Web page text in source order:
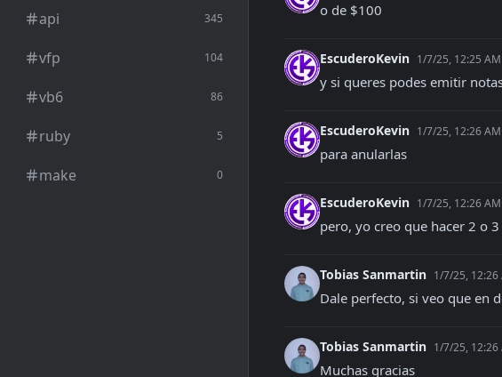
api 345
vfp 104
vb6 86
ruby 5
make 0
o de $100
EscuderoKevin 1/7/25, 12:25 AM
y si queres podes emitir
EscuderoKevin 1/7/25, 12:26 AM
para anularlas
EscuderoKevin 1/7/25, 12:26 AM
pero, yo creo que hacer 2 o
Tobias Sanmartin 1/7/25, 12:26
Dale perfecto, si veo que en
Tobias Sanmartin 1/7/25, 12:26
Muchas gracias